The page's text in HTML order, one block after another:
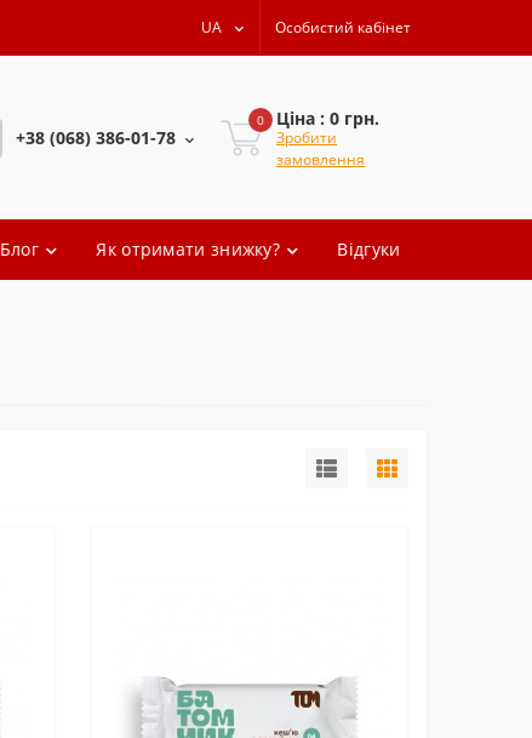
UA Особистий кабінет
+38 (068) 386-01-78
0 Ціна : 0 грн.
Зробити
замовлення
Блог Як отримати знижку? Відгуки